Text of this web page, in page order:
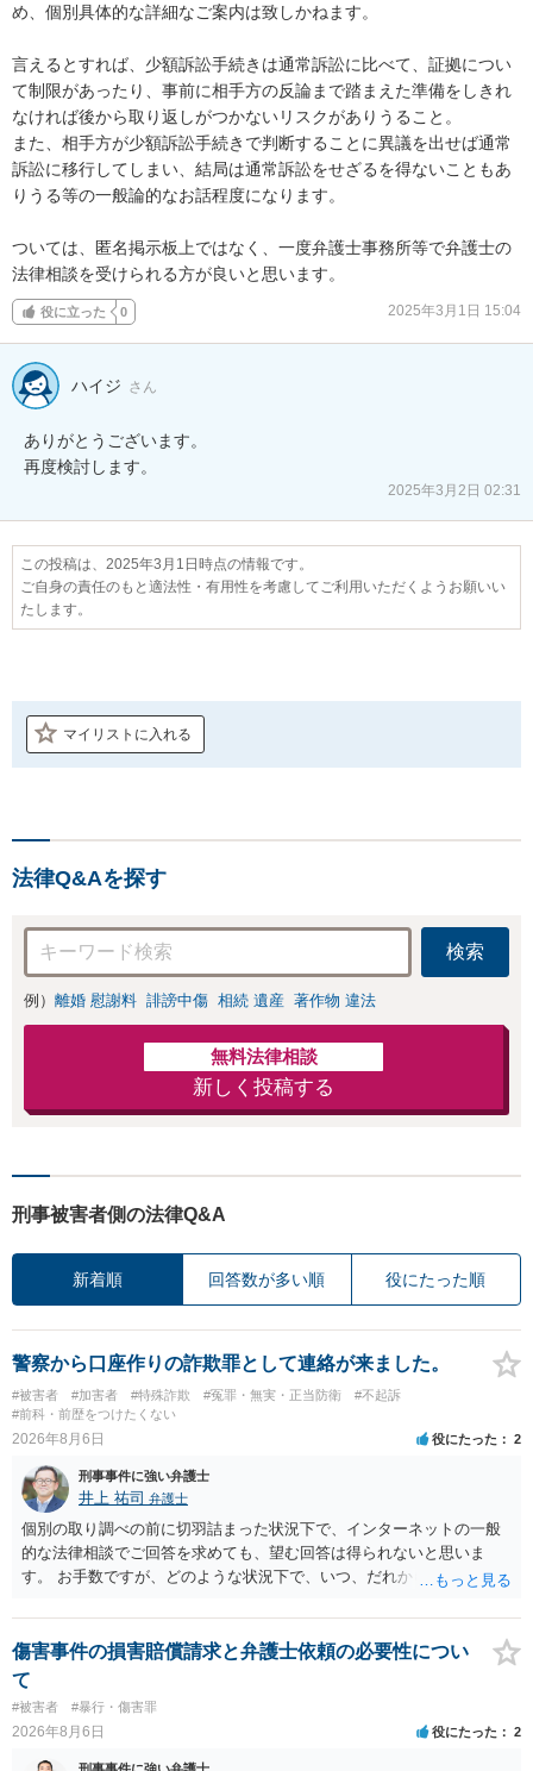
め、個別具体的な詳細なご案内は致しかねます。
言えるとすれば、少額訴訟手続きは通常訴訟に比べて、証拠につい
て制限があったり、事前に相手方の反論まで踏まえた準備をしきれ
なければ後から取り返しがつかないリスクがありうること。
また、相手方が少額訴訟手続きで判断することに異議を出せば通常
訴訟に移行してしまい、結局は通常訴訟をせざるを得ないこともあ
りうる等の一般論的なお話程度になります。
ついては、匿名掲示板上ではなく、一度弁護士事務所等で弁護士の
法律相談を受けられる方が良いと思います。
役に立った 0 2025年3月1日 15:04
ハイジ さん
ありがとうございます。
再度検討します。
2025年3月2日 02:31
この投稿は、2025年3月1日時点の情報です。
ご自身の責任のもと適法性・有用性を考慮してご利用いただくようお願いい
たします。
マイリストに入れる
法律Q&Aを探す
検索
例） 離婚 慰謝料 誹謗中傷 相続 遺産 著作物 違法
無料法律相談
新しく投稿する
刑事被害者側の法律Q&A
新着順 回答数が多い順 役にたった順
警察から口座作りの詐欺罪として連絡が来ました。
#被害者 #加害者 #特殊詐欺 #冤罪・無実・正当防衛
#不起訴
#前科・前歴をつけたくない
2026年8月6日 役にたった 2
刑事事件に強い弁護士
井上 祐司 弁護士
個別の取り調べの前に切羽詰まった状況下で、インターネットの一般
的な法律相談でご回答を求めても、望む回答は得られないと思いま
す。 お手数ですが、どのような状況下で、いつ、だれからどのような
の程度だと聞いているのかということについて、お近くで詳細な法律
相談を受けられたうえで対処方法を探された方がよいと思われます。
一般論でいえば、任意取り調べの場合、ＩＣレコーダーを持参して取
り調べ内容を録音することは必須だと考えます。
傷害事件の損害賠償請求と弁護士依頼の必要性につい
て
#被害者 #暴行・傷害罪
2026年8月6日 役にたった 2